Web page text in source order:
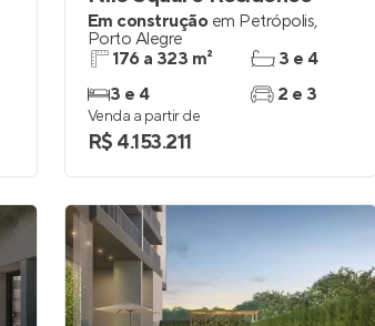
Em construção em Petrópolis,
Porto Alegre
176 a 323 m²
3 e 4
3 e 4
2 e 3
Venda a partir de
R$ 4.153.211